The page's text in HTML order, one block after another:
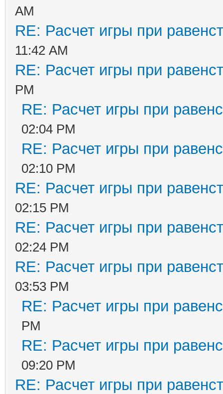
AM
RE: Расчет игры при
11:42 AM
RE: Расчет игры при
PM
RE: Расчет игры при
02:04 PM
RE: Расчет игры при
02:10 PM
RE: Расчет игры при
02:15 PM
RE: Расчет игры при
02:24 PM
RE: Расчет игры при
03:53 PM
RE: Расчет игры при
PM
RE: Расчет игры при
09:20 PM
RE: Расчет игры при